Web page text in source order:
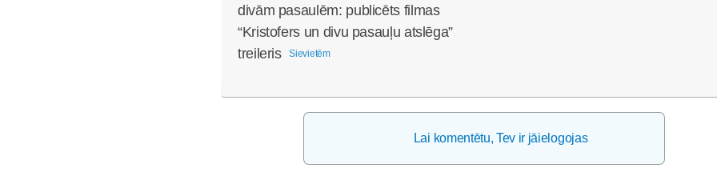
divām pasaulēm: publicēts filmas
“Kristofers un divu pasauļu atslēga”
treileris
Sievietēm
Lai komentētu, Tev ir jāielogojas